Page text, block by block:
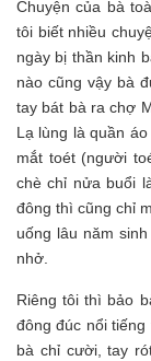
Chuyện của bà
tôi biết nhiều
ngày bị thần kinh
nào cũng vậy bà
tay bát bà ra chợ
Lạ lùng là quần
mắt toét (người
chè chỉ nửa buổi
đông thì cũng chỉ
uống lâu năm
nhở.
Riêng tôi thì bảo
đông đúc nổi
bà chỉ cười, tay